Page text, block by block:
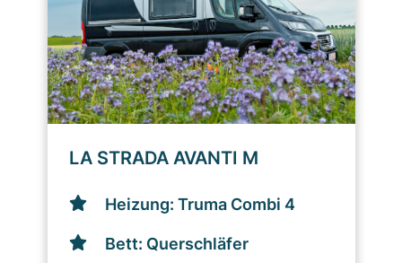
LA STRADA AVANTI M
Heizung: Truma Combi 4
Bett: Querschläfer